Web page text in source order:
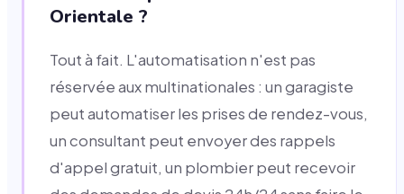
Orientale ?
Tout à fait. L'automatisation n'est pas
réservée aux multinationales : un garagiste
peut automatiser les prises de rendez-vous,
un consultant peut envoyer des rappels
d'appel gratuit, un plombier peut recevoir